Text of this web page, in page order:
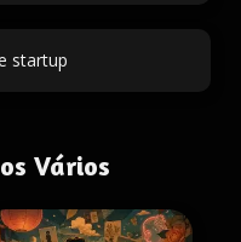
startup
Vários